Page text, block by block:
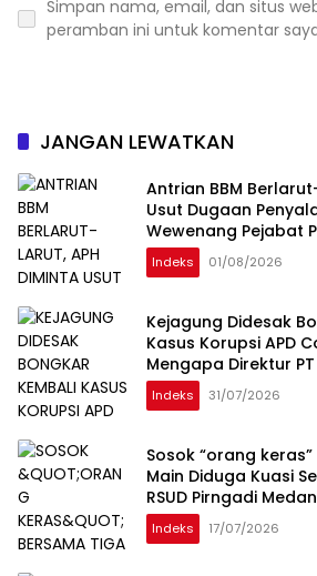
Simpan nama, email, dan situs
peramban ini untuk komentar
JANGAN LEWATKAN
Antrian BBM
Usut Dugaan
Wewenang Pejabat
Indeks 01/08/2026
Kejagung Didesak
Kasus Korupsi APD
Mengapa Direktur
Tak Tersentuh?
Indeks 31/07/2026
Sosok “orang
Main Diduga Kuasi
RSUD Pirngadi Medan
Indeks 17/07/2026